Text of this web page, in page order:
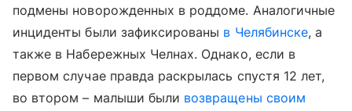
подмены новорожденных в роддоме. Аналогичные
инциденты были зафиксированы в Челябинске, а
также в Набережных Челнах. Однако, если в
первом случае правда раскрылась спустя 12 лет,
во втором – малыши были возвращены своим